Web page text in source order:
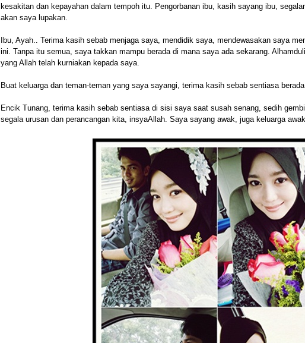
kesakitan dan kepayahan dalam tempoh itu. Pengorbanan ibu, kasih sayang ibu,
akan saya lupakan.
Ibu, Ayah.. Terima kasih sebab menjaga saya, mendidik saya, mendewasakan saya
ini. Tanpa itu semua, saya takkan mampu berada di mana saya ada sekarang.
yang Allah telah kurniakan kepada saya.
Buat keluarga dan teman-teman yang saya sayangi, terima kasih sebab sentiasa
Encik Tunang, terima kasih sebab sentiasa di sisi saya saat susah senang, sedih
segala urusan dan perancangan kita, insyaAllah. Saya sayang awak, juga keluarga